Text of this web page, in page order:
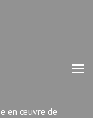
en œuvre de